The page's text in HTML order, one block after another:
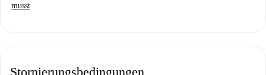
musst
Stornierungsbedingungen